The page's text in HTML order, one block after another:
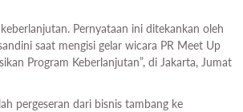
Pernyataan ini ditekankan oleh
saat mengisi gelar wicara PR Meet Up
Program Keberlanjutan”, di Jakarta, Jumat
pergeseran dari bisnis tambang ke